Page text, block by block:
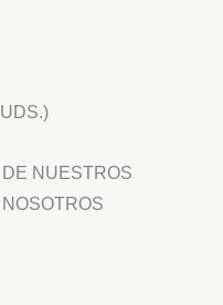
NUESTROS